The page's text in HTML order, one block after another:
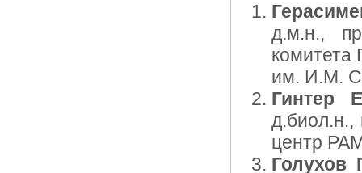
д.м.н.,
им. И.М.
Гинтер
д.биол.н.,
центр
Голухов